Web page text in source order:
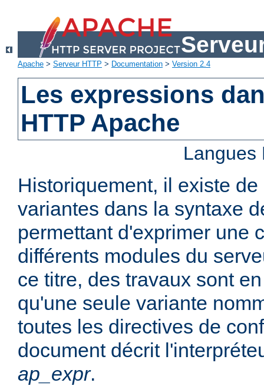
Apache > Serveur HTTP > Documentation > Version 2.4
Les expressions
HTTP Apache
Historiquement, il existe
variantes dans la syntaxe
permettant d'exprimer une
différents modules du
ce titre, des travaux sont
qu'une seule variante
toutes les directives de
document décrit
ap_expr.